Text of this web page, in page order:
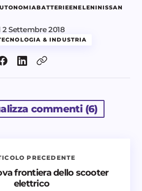
BATTERIEENELENINISSAN
2 Settembre 2018
& INDUSTRIA
commenti (6)
vengono aggiunti nuovi
PRECEDENTE
frontiera dello scooter
elettrico